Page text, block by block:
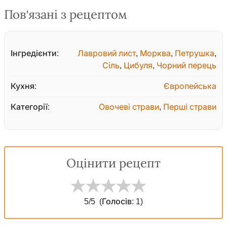
Пов'язані з рецептом
Інгредієнти: Лавровий лист, Морква, Петрушка,
Сіль, Цибуля, Чорний перець
Кухня: Європейська
Категорії: Овочеві страви, Перші страви
Оцінити рецепт
5/5 (Голосів: 1)